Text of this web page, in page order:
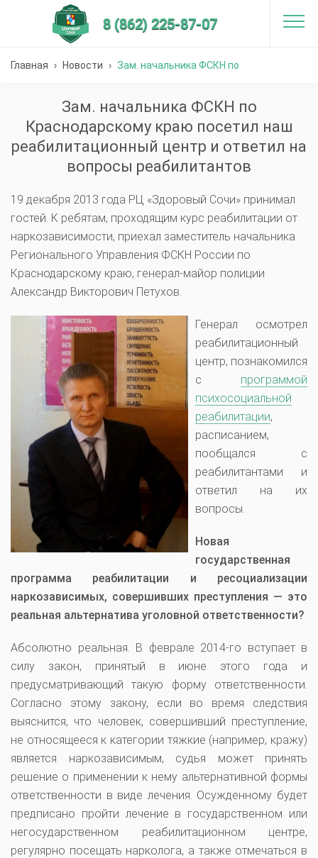
8 (862) 225-87-07
Главная › Новости › Зам. начальника ФСКН по
Краснодарскому краю посетил наш реабилитационный центр
и ответил на вопросы реабилитантов
Зам. начальника ФСКН по
Краснодарскому краю посетил наш
реабилитационный центр и ответил на
вопросы реабилитантов
19 декабря 2013 года РЦ «Здоровый Сочи» принимал
гостей. К ребятам, проходящим курс реабилитации от
наркозависимости, приехал заместитель начальника
Регионального Управления ФСКН России по
Краснодарскому краю, генерал-майор полиции
Александр Викторович Петухов.
Генерал осмотрел
реабилитационный
центр, познакомился
с программой
психосоциальной
реабилитации,
расписанием,
пообщался с
реабилитантами и
ответил на их
вопросы.
Новая
государственная
программа реабилитации и ресоциализации
наркозависимых, совершивших преступления — это
реальная альтернатива уголовной ответственности?
Абсолютно реальная. В феврале 2014-го вступает в
силу закон, принятый в июне этого года и
предусматривающий такую форму ответственности.
Согласно этому закону, если во время следствия
выяснится, что человек, совершивший преступление,
не относящееся к категории тяжкие (например, кражу)
является наркозависимым, судья может принять
решение о применении к нему альтернативной формы
ответственности в виде лечения. Осужденному будет
предписано пройти лечение в государственном или
негосударственном реабилитационном центре,
регулярно посещать нарколога, а также отмечаться в